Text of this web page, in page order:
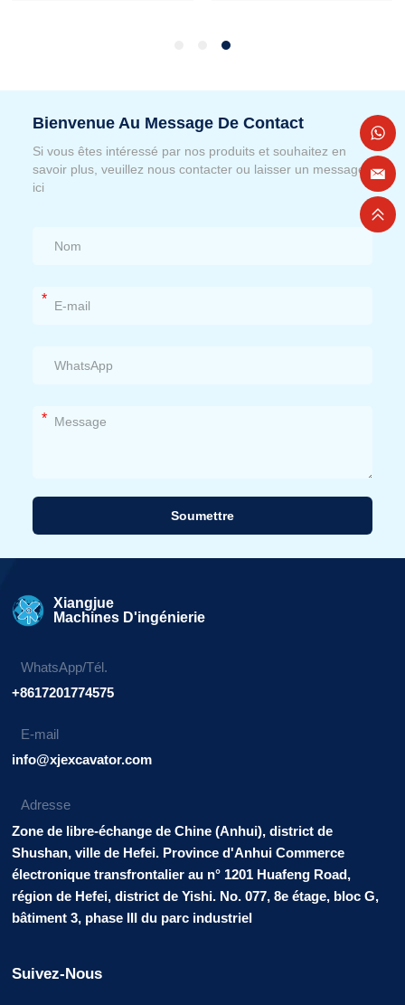
Bienvenue Au Message De Contact
Si vous êtes intéressé par nos produits et souhaitez en
savoir plus, veuillez nous contacter ou laisser un message
ici
*
*
Soumettre
Xiangjue
Machines D'ingénierie
WhatsApp/Tél.
+8617201774575
E-mail
info@xjexcavator.com
Adresse
Zone de libre-échange de Chine (Anhui), district de
Shushan, ville de Hefei. Province d'Anhui Commerce
électronique transfrontalier au n° 1201 Huafeng Road,
région de Hefei, district de Yishi. No. 077, 8e étage, bloc G,
bâtiment 3, phase III du parc industriel
Suivez-Nous